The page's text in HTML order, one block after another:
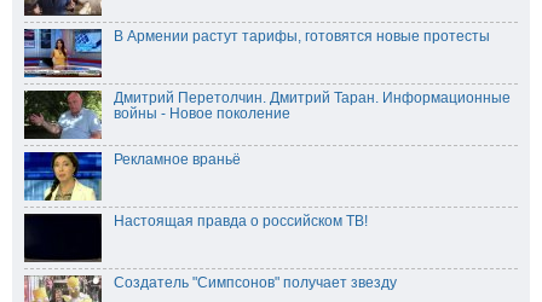
В Армении растут тарифы, готовятся новые протесты
Дмитрий Перетолчин. Дмитрий Таран. Информационные
войны - Новое поколение
Рекламное враньё
Настоящая правда о российском ТВ!
Создатель "Симпсонов" получает звезду